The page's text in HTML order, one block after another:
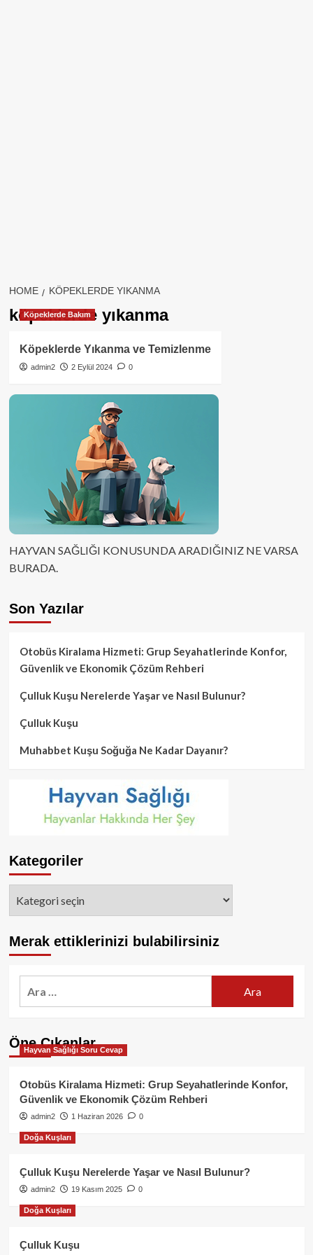
HOME KÖPEKLERDE YIKANMA
köpeklerde yıkanma
Köpeklerde Bakım
Köpeklerde Yıkanma ve Temizlenme
admin2 2 Eylül 2024 0
HAYVAN SAĞLIĞI KONUSUNDA ARADIĞINIZ NE VARSA
BURADA.
Son Yazılar
Otobüs Kiralama Hizmeti: Grup Seyahatlerinde Konfor,
Güvenlik ve Ekonomik Çözüm Rehberi
Çulluk Kuşu Nerelerde Yaşar ve Nasıl Bulunur?
Çulluk Kuşu
Muhabbet Kuşu Soğuğa Ne Kadar Dayanır?
Kategoriler
Merak ettiklerinizi bulabilirsiniz
Öne Çıkanlar
Hayvan Sağlığı Soru Cevap
Otobüs Kiralama Hizmeti: Grup Seyahatlerinde Konfor,
Güvenlik ve Ekonomik Çözüm Rehberi
admin2 1 Haziran 2026 0
Doğa Kuşları
Çulluk Kuşu Nerelerde Yaşar ve Nasıl Bulunur?
admin2 19 Kasım 2025 0
Doğa Kuşları
Çulluk Kuşu